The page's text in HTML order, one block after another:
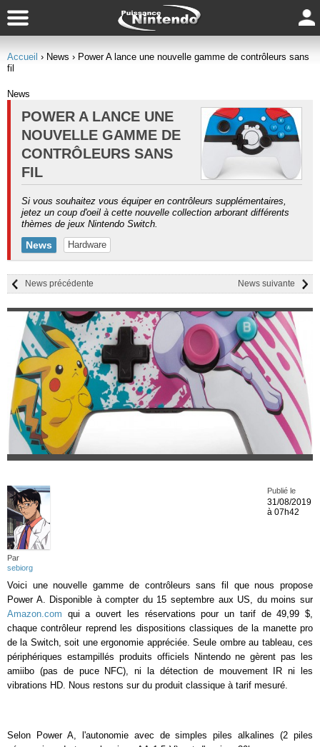
Accueil › News › Power A lance une nouvelle gamme de contrôleurs sans
fil
News
POWER A LANCE UNE
NOUVELLE GAMME DE
CONTRÔLEURS SANS
FIL
Si vous souhaitez vous équiper en contrôleurs supplémentaires,
jetez un coup d'oeil à cette nouvelle collection arborant différents
thèmes de jeux Nintendo Switch.
News Hardware
News suivante
News précédente
Par
sebiorg
Publié le
31/08/2019
à 07h42
Voici une nouvelle gamme de contrôleurs sans fil que nous propose
Power A. Disponible à compter du 15 septembre aux US, du moins sur
Amazon.com qui a ouvert les réservations pour un tarif de 49,99 $,
chaque contrôleur reprend les dispositions classiques de la manette pro
de la Switch, soit une ergonomie appréciée. Seule ombre au tableau, ces
périphériques estampillés produits officiels Nintendo ne gèrent pas les
amiibo (pas de puce NFC), ni la détection de mouvement IR ni les
vibrations HD. Nous restons sur du produit classique à tarif mesuré.
Selon Power A, l'autonomie avec de simples piles alkalines (2 piles